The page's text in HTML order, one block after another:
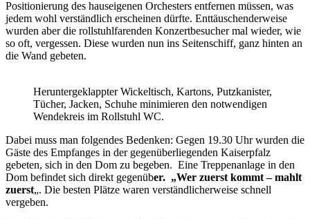
Positionierung des hauseigenen Orchesters entfernen müssen, was
jedem wohl verständlich erscheinen dürfte. Enttäuschenderweise
wurden aber die rollstuhlfarenden Konzertbesucher mal wieder, wie
so oft, vergessen. Diese wurden nun ins Seitenschiff, ganz hinten an
die Wand gebeten.
Heruntergeklappter Wickeltisch, Kartons, Putzkanister,
Tücher, Jacken, Schuhe minimieren den notwendigen
Wendekreis im Rollstuhl WC.
Dabei muss man folgendes Bedenken: Gegen 19.30 Uhr wurden die
Gäste des Empfanges in der gegenüberliegenden Kaiserpfalz
gebeten, sich in den Dom zu begeben. Eine Treppenanlage in den
Dom befindet sich direkt gegenüber. „Wer zuerst kommt – mahlt
zuerst„. Die besten Plätze waren verständlicherweise schnell
vergeben.